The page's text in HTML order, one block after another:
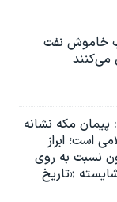
خاموش نفت
می‌کنند
پیمان مکه نشانه
است؛ ابراز
نسبت به روی
«تاریخ